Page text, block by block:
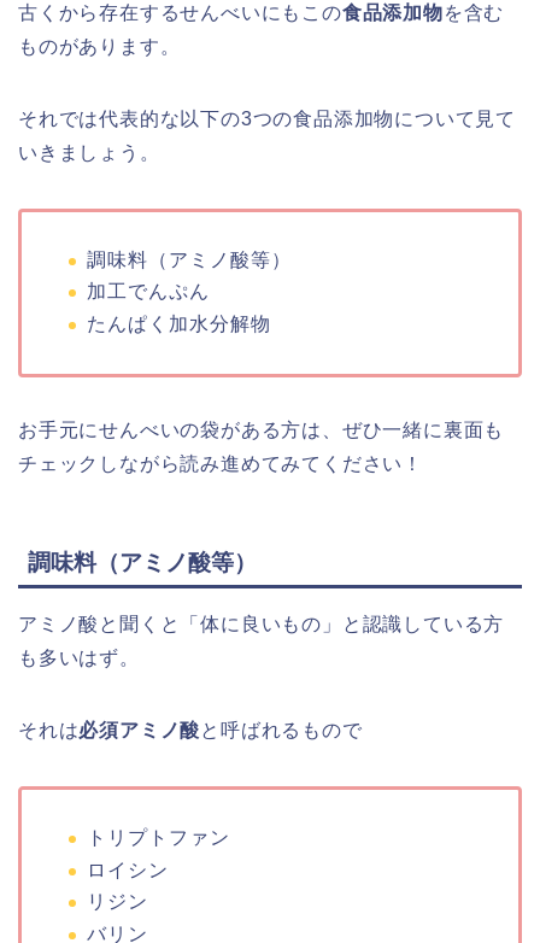
古くから存在するせんべいにもこの食品添加物を含む
ものがあります。
それでは代表的な以下の3つの食品添加物について見て
いきましょう。
調味料（アミノ酸等）
加工でんぷん
たんぱく加水分解物
お手元にせんべいの袋がある方は、ぜひ一緒に裏面も
チェックしながら読み進めてみてください！
調味料（アミノ酸等）
アミノ酸と聞くと「体に良いもの」と認識している方
も多いはず。
それは必須アミノ酸と呼ばれるもので
トリプトファン
ロイシン
リジン
バリン